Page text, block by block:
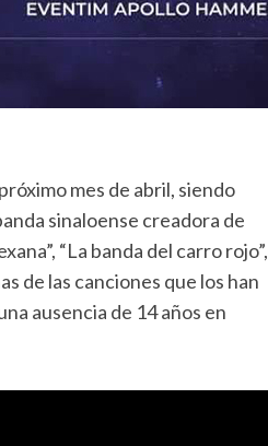
mes de abril, siendo
sinaloense creadora de
“La banda del carro rojo”,
de las canciones que los han
ausencia de 14 años en